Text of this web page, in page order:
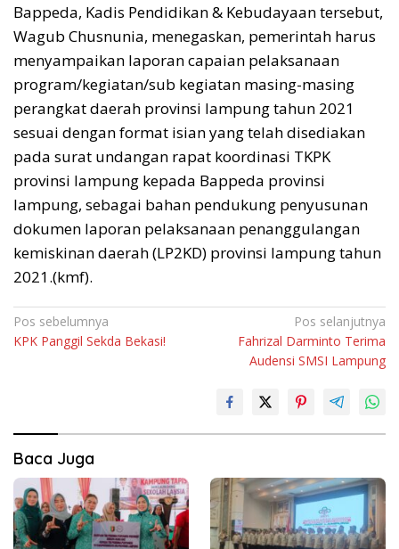
Bappeda, Kadis Pendidikan & Kebudayaan tersebut,
Wagub Chusnunia, menegaskan, pemerintah harus
menyampaikan laporan capaian pelaksanaan
program/kegiatan/sub kegiatan masing-masing
perangkat daerah provinsi lampung tahun 2021
sesuai dengan format isian yang telah disediakan
pada surat undangan rapat koordinasi TKPK
provinsi lampung kepada Bappeda provinsi
lampung, sebagai bahan pendukung penyusunan
dokumen laporan pelaksanaan penanggulangan
kemiskinan daerah (LP2KD) provinsi lampung tahun
2021.(kmf).
Navigasi
pos
Pos sebelumnya
KPK Panggil Sekda Bekasi!
Pos selanjutnya
Fahrizal Darminto Terima
Audensi SMSI Lampung
Baca Juga